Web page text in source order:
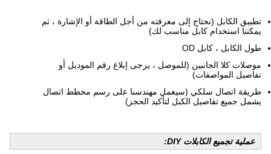
تطبيق الكابل (نحتاج إلى معرفته من أجل الطاقة أو الإشارة ، ثم
يمكننا استخدام كابل مناسب لك)
طول الكابل ، كابل OD
موصلات كلا الجانبين (للموصل ، يرجى إبلاغ رقم ​​الموديل أو
تفاصيل المواصفات)
طريقة اتصال سلكي (سيعمل مهندسنا على رسم مخطط اتصال
يشمل جميع تفاصيل الكبل لتأكيد الحجز)
عملية تجميع الكابلات DIY: